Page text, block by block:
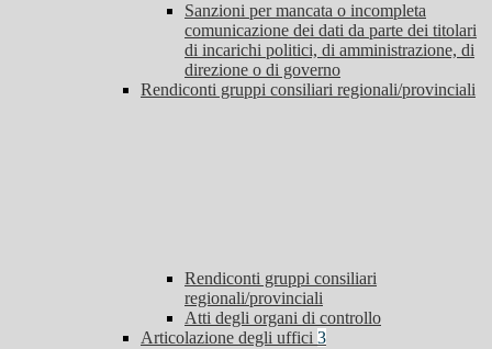
Sanzioni per mancata o incompleta
comunicazione dei dati da parte dei titolari
di incarichi politici, di amministrazione, di
direzione o di governo
Rendiconti gruppi consiliari regionali/provinciali
Rendiconti gruppi consiliari
regionali/provinciali
Atti degli organi di controllo
Articolazione degli uffici 3